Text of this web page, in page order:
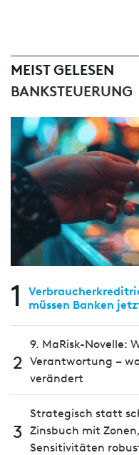
MEIST GELESEN
BANKSTEUERUNG
1
müssen Banken
2
9. MaRisk-Novelle:
Verantwortung –
verändert
3
Strategisch statt
Zinsbuch mit
Sensitivitäten